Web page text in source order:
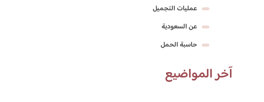
عمليات التجميل
عن السعودية
حاسبة الحمل
آخر المواضيع